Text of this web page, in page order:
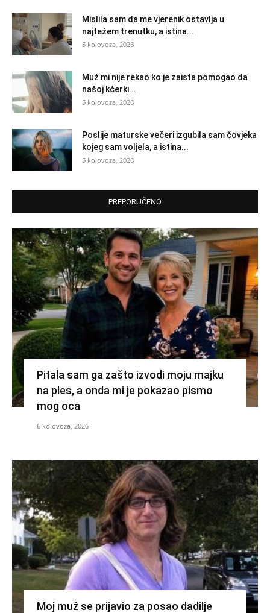
Mislila sam da me vjerenik ostavlja u
najtežem trenutku, a istina...
5 kolovoza, 2026
Muž mi nije rekao ko je zaista pomogao da
našoj kćerki...
5 kolovoza, 2026
Poslije maturske večeri izgubila sam čovjeka
kojeg sam voljela, a istina...
5 kolovoza, 2026
PREPORUČENO
Pitala sam ga zašto izvodi moju majku
na ples, a onda mi je pokazao pismo
mog oca
6 kolovoza, 2026
Moj muž se prijavio za posao dadilje